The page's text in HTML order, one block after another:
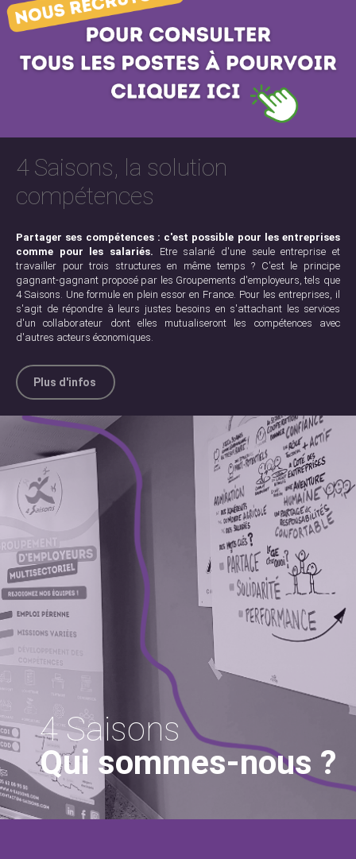
4 Saisons, la solution
compétences
Partager ses compétences : c'est possible pour les entreprises
comme pour les salariés. Etre salarié d'une seule entreprise et
travailler pour trois structures en même temps ? C'est le principe
gagnant-gagnant proposé par les Groupements d'employeurs, tels que
4 Saisons. Une formule en plein essor en France. Pour les entreprises, il
s'agit de répondre à leurs justes besoins en s'attachant les services
d'un collaborateur dont elles mutualiseront les compétences avec
d'autres acteurs économiques.
Plus d'infos
4 Saisons
Qui sommes-nous ?